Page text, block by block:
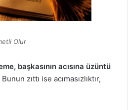
Olur
başkasının acısına üzüntü
zıttı ise acımasızlıktır,